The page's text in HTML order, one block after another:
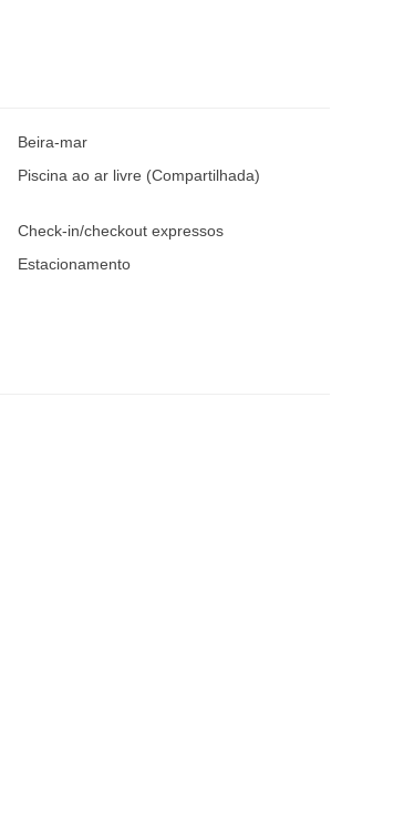
Beira-mar
Piscina ao ar livre (Compartilhada)
Check-in/checkout expressos
Estacionamento